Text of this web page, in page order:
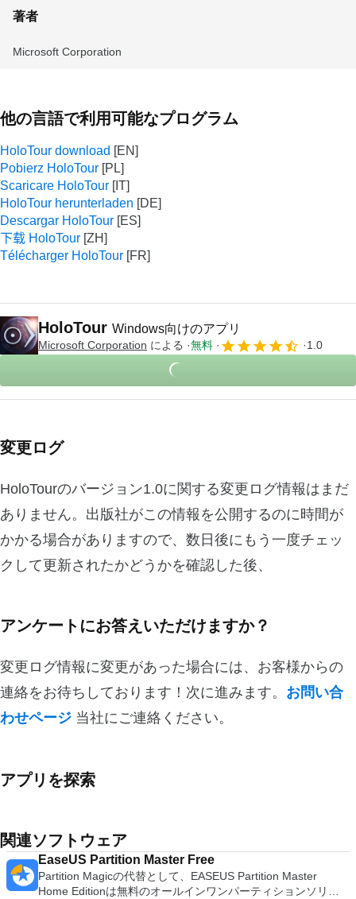
著者
Microsoft Corporation
他の言語で利用可能なプログラム
HoloTour download
Pobierz HoloTour
Scaricare HoloTour
HoloTour herunterladen
Descargar HoloTour
下载 HoloTour
Télécharger HoloTour
HoloTour Windows向けのアプリ
Microsoft Corporation による 無料 1.0
変更ログ
HoloTourのバージョン1.0に関する変更ログ情報はまだ
ありません。出版社がこの情報を公開するのに時間が
かかる場合がありますので、数日後にもう一度チェッ
クして更新されたかどうかを確認した後、
アンケートにお答えいただけますか？
変更ログ情報に変更があった場合には、お客様からの
連絡をお待ちしております！次に進みます。 お問い合
わせページ 当社にご連絡ください。
アプリを探索
関連ソフトウェア
EaseUS Partition Master Free
Partition Magicの代替として、EASEUS Partition Master
Home Editionは無料のオールインワンパーティションソリュ